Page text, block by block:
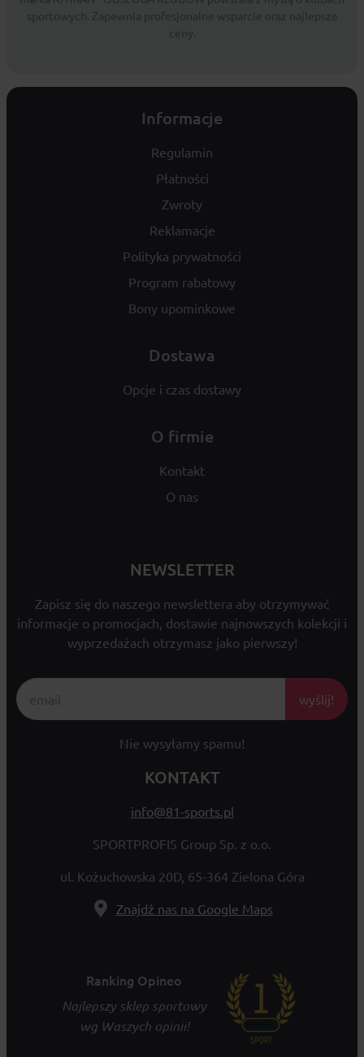
Informacje
Regulamin
Płatności
Zwroty
Reklamacje
Polityka prywatności
Program rabatowy
Bony upominkowe
Dostawa
Opcje i czas dostawy
O firmie
Kontakt
O nas
NEWSLETTER
Zapisz się do naszego newslettera aby otrzymywać
informacje o promocjach, dostawie najnowszych kolekcji i
wyprzedażach otrzymasz jako pierwszy!
wyślij!
Nie wysyłamy spamu!
KONTAKT
info@81-sports.pl
SPORTPROFIS Group Sp. z o.o.
ul. Kożuchowska 20D, 65-364 Zielona Góra
Znajdź nas na Google Maps
Ranking Opineo
Najlepszy sklep sportowy
wg Waszych opinii!